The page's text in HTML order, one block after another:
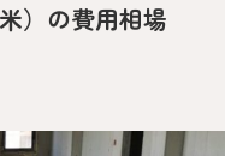
）の費用相場